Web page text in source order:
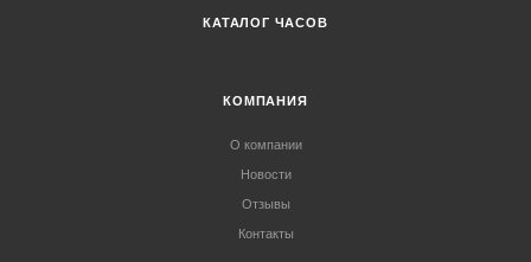
КАТАЛОГ ЧАСОВ
КОМПАНИЯ
О компании
Новости
Отзывы
Контакты